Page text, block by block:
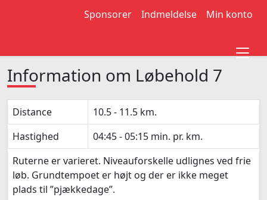
Sponsorer Indmeldelse Min konto
Information om Løbehold 7
Distance
10.5 - 11.5 km.
Hastighed
04:45 - 05:15 min. pr. km.
Ruterne er varieret. Niveauforskelle udlignes ved frie
løb. Grundtempoet er højt og der er ikke meget
plads til ”pjækkedage”.